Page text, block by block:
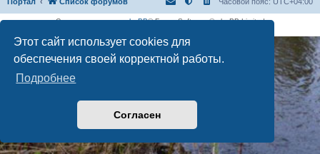
Этот сайт использует cookies для
обеспечения своей корректной работы.
Подробнее
Согласен
Создано на основеphpBB® Forum Software © phpBB Limited